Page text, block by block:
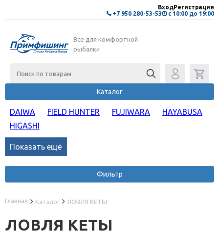
+7 950 280-53-53 с 10:00 до 19:00
ВходРегистрация
Всё для комфортной
рыбалки
Каталог
DAIWA FIELD HUNTER FUJIWARA
HAYABUSA
HIGASHI
Показать ещё
Фильтр
Главная Каталог ЛОВЛЯ КЕТЫ
ЛОВЛЯ КЕТЫ